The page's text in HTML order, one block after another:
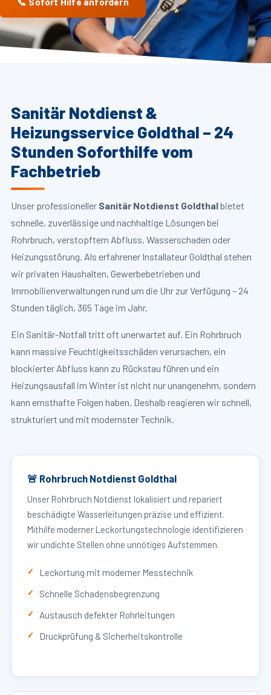
Sanitär Notdienst &
Heizungsservice Goldthal – 24
Stunden Soforthilfe vom
Fachbetrieb
Unser professioneller Sanitär Notdienst Goldthalbietet
schnelle, zuverlässige und nachhaltige Lösungen bei
Rohrbruch, verstopftem Abfluss, Wasserschaden oder
Heizungsstörung. Als erfahrener Installateur Goldthal stehen
wir privaten Haushalten, Gewerbebetrieben und
Immobilienverwaltungen rund um die Uhr zur Verfügung – 24
Stunden täglich, 365 Tage im Jahr.
Ein Sanitär-Notfall tritt oft unerwartet auf. Ein Rohrbruch
kann massive Feuchtigkeitsschäden verursachen, ein
blockierter Abfluss kann zu Rückstau führen und ein
Heizungsausfall im Winter ist nicht nur unangenehm, sondern
kann ernsthafte Folgen haben. Deshalb reagieren wir schnell,
strukturiert und mit modernster Technik.
🚨 Rohrbruch Notdienst Goldthal
Unser Rohrbruch Notdienst lokalisiert und repariert
beschädigte Wasserleitungen präzise und effizient.
Mithilfe moderner Leckortungstechnologie identifizieren
wir undichte Stellen ohne unnötiges Aufstemmen.
Leckortung mit moderner Messtechnik
Schnelle Schadensbegrenzung
Austausch defekter Rohrleitungen
Druckprüfung & Sicherheitskontrolle